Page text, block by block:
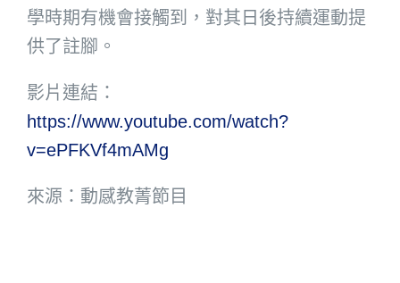
學時期有機會接觸到，對其日後持續運動提
供了註腳。
影片連結：
https://www.youtube.com/watch?
v=ePFKVf4mAMg
來源：動感教菁節目